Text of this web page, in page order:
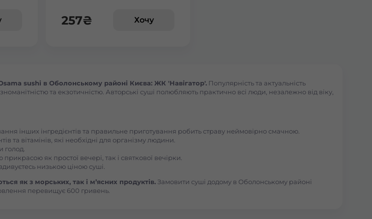
Ринок 1Травня
Вишневе
257₴ Хочу
sushi в Оболонському районі Києва: ЖК 'Навігатор'. Популярність та актуальність
та екзотичністю. Авторські суші полюбляють практично всі люди, незалежно від віку,
інших інгредієнтів та правильне приготування робить страву неймовірно смачною.
та вітамінів, які необхідні для організму людини.
голод.
як простої вечері, так і святкової вечірки.
низькою ціною суші.
як з морських, так і м’ясних продуктів. Замовити суші додому в Оболонському районі
перевищує 600 гривень.